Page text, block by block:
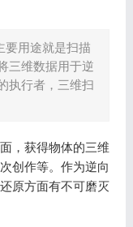
要用途就是扫描
三维数据用于逆
执行者，三维扫
，获得物体的三维
创作等。作为逆向
原方面有不可磨灭